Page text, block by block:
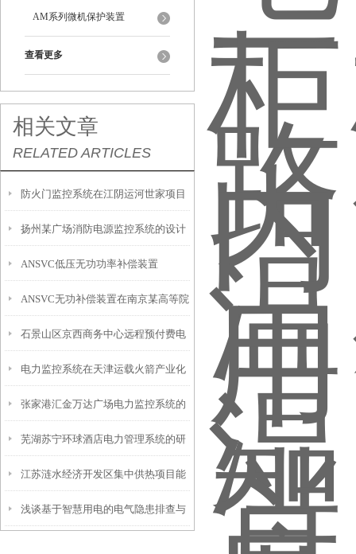
AM系列微机保护装置
查看更多
相关文章
RELATED ARTICLES
防火门监控系统在江阴运河世家项目
上的应用
扬州某广场消防电源监控系统的设计
和应用
ANSVC低压无功功率补偿装置
ANSVC无功补偿装置在南京某高等院
校中的应用
石景山区京西商务中心远程预付费电
能管理系统的设计与应用
电力监控系统在天津运载火箭产业化
基地的应用
张家港汇金万达广场电力监控系统的
设计与应用
芜湖苏宁环球酒店电力管理系统的研
究及应用
江苏涟水经济开发区集中供热项目能
耗管理系统的应用
浅谈基于智慧用电的电气隐患排查与